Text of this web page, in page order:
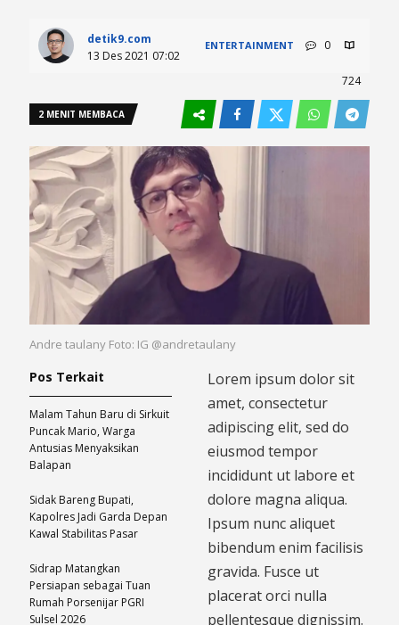
detik9.com
13 Des 2021 07:02
ENTERTAINMENT 0
724
2 MENIT MEMBACA
Andre taulany Foto: IG @andretaulany
Lorem ipsum dolor sit
amet, consectetur
adipiscing elit, sed do
eiusmod tempor
incididunt ut labore et
dolore magna aliqua.
Ipsum nunc aliquet
bibendum enim facilisis
gravida. Fusce ut
placerat orci nulla
pellentesque dignissim.
Pos Terkait
Malam Tahun Baru di Sirkuit
Puncak Mario, Warga
Antusias Menyaksikan
Balapan
Sidak Bareng Bupati,
Kapolres Jadi Garda Depan
Kawal Stabilitas Pasar
Sidrap Matangkan
Persiapan sebagai Tuan
Rumah Porsenijar PGRI
Sulsel 2026